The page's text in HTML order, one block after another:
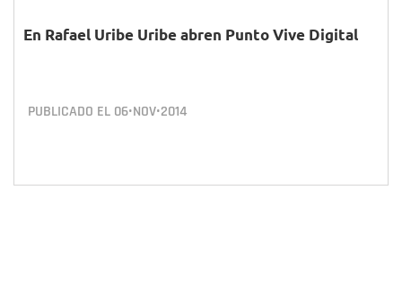
En Rafael Uribe Uribe abren Punto Vive Digital
PUBLICADO EL 06•NOV•2014